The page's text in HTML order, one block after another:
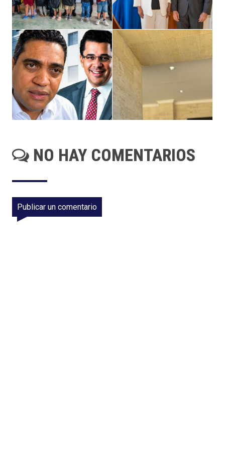
NO HAY COMENTARIOS
Publicar un comentario